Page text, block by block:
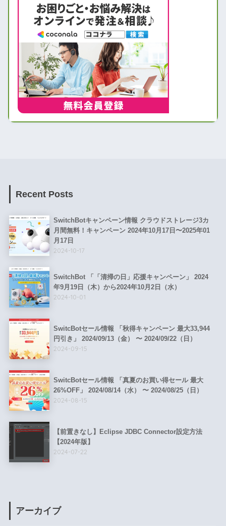
Recent Posts
SwitchBotキャンペーン情報 クラウドストレージ3カ
月間無料！キャンペーン 2024年10月17日〜2025年01
月17日
2024-10-17
SwitchBot 「「清掃の日」応援キャンペーン」 2024
年9月19日（木）から2024年10月2日（水）
2024-10-01
SwitcBotセール情報 「秋得キャンペーン 最大33,944
円引き」 2024/09/13（金） 〜 2024/09/22（日）
2024-09-15
SwitcBotセール情報 「真夏のお買い得セール 最大
26%OFF」 2024/08/14（水） 〜 2024/08/25（日）
2024-08-15
【前置きなし】Eclipse JDBC Connector設定方法
【2024年版】
2024-07-22
アーカイブ